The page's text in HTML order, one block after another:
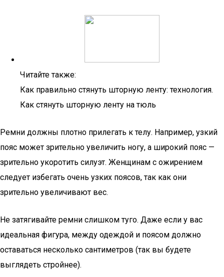
Читайте также:
Как правильно стянуть шторную ленту: технология.
Как стянуть шторную ленту на тюль
Ремни должны плотно прилегать к телу. Например, узкий
пояс может зрительно увеличить ногу, а широкий пояс —
зрительно укоротить силуэт. Женщинам с ожирением
следует избегать очень узких поясов, так как они
зрительно увеличивают вес.
Не затягивайте ремни слишком туго. Даже если у вас
идеальная фигура, между одеждой и поясом должно
оставаться несколько сантиметров (так вы будете
выглядеть стройнее).